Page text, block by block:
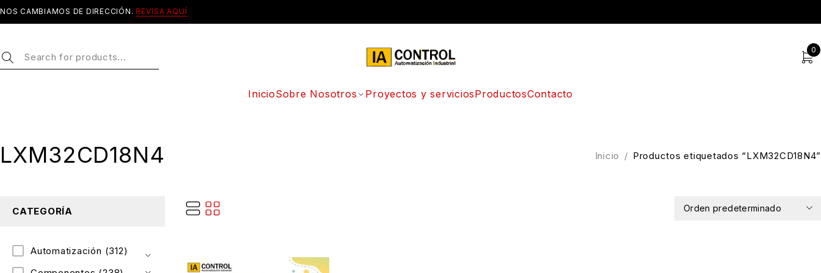
NOS CAMBIAMOS DE DIRECCIÓN. REVISA AQUÍ
0
InicioSobre Nosotros Proyectos y serviciosProductosContacto
LXM32CD18N4 Inicio / Productos etiquetados “LXM32CD18N4”
CATEGORÍA
Automatización (312)
Orden predeterminado